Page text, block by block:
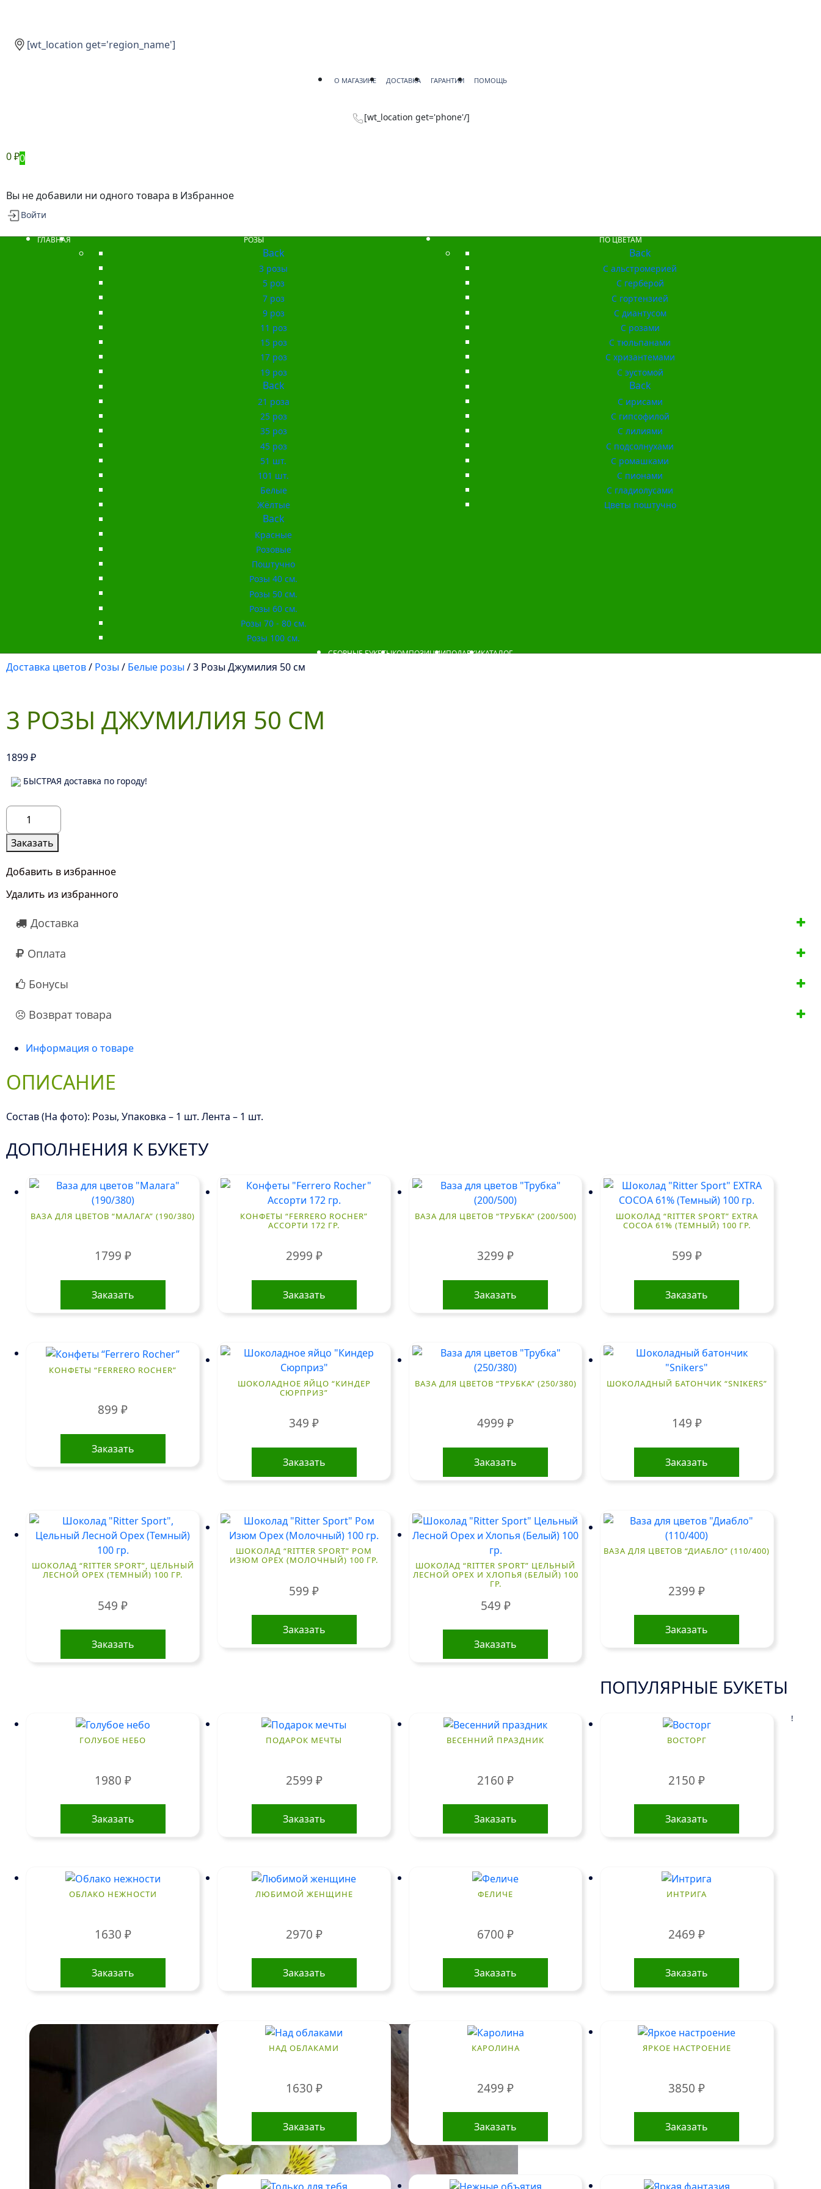
[wt_location get='region_name']
О МАГАЗИНЕ ДОСТАВКА ГАРАНТИИ ПОМОЩЬ
[wt_location get='phone'/]
0₽0
Вы не добавили ни одного товара в Избранное
Войти
ГЛАВНАЯ РОЗЫ
Back
3 розы
5 роз
7 роз
9 роз
11 роз
15 роз
17 роз
19 роз
Back
21 роза
25 роз
35 роз
45 роз
51 шт.
101 шт.
Белые
Жёлтые
Back
Красные
Розовые
Поштучно
Розы 40 см.
Розы 50 см.
Розы 60 см.
Розы 70 - 80 см.
Розы 100 см.
ПО ЦВЕТАМ
Back
С альстромерией
С герберой
С гортензией
С диантусом
С розами
С тюльпанами
С хризантемами
С эустомой
Back
С ирисами
С гипсофилой
С лилиями
С подсолнухами
С ромашками
С пионами
С гладиолусами
Цветы поштучно
СБОРНЫЕ БУКЕТЫКОМПОЗИЦИИПОДАРКИКАТАЛОГ
Доставка цветов/ Розы / Белые розы / 3 Розы Джумилия 50 см
3 РОЗЫ ДЖУМИЛИЯ 50 СМ
1899₽
БЫСТРАЯ доставка по городу!
Количество
товара
3
Розы
Джумилия
см
Заказать
Добавить в избранное
Удалить из избранного
Доставка
Оплата
Бонусы
Возврат товара
Информация о товаре
ОПИСАНИЕ
Состав (На фото): Розы, Упаковка – 1 шт. Лента – 1 шт.
ДОПОЛНЕНИЯ К БУКЕТУ
ВАЗА ДЛЯ ЦВЕТОВ “МАЛАГА” (190/380)
1799 ₽
Заказать
КОНФЕТЫ “FERRERO ROCHER”
АССОРТИ 172 ГР.
2999 ₽
Заказать
ВАЗА ДЛЯ ЦВЕТОВ “ТРУБКА” (200/500)
3299 ₽
Заказать
ШОКОЛАД “RITTER SPORT” EXTRA
COCOA 61% (ТЕМНЫЙ) 100 ГР.
599 ₽
Заказать
КОНФЕТЫ “FERRERO ROCHER”
899₽
Заказать
ШОКОЛАДНОЕ ЯЙЦО “КИНДЕР
СЮРПРИЗ”
349₽
Заказать
ВАЗА ДЛЯ ЦВЕТОВ “ТРУБКА” (250/380)
4999 ₽
Заказать
ШОКОЛАДНЫЙ БАТОНЧИК “SNIKERS”
149 ₽
Заказать
ШОКОЛАД “RITTER SPORT”, ЦЕЛЬНЫЙ
ЛЕСНОЙ ОРЕХ (ТЕМНЫЙ) 100 ГР.
549₽
Заказать
ШОКОЛАД “RITTER SPORT” РОМ
ИЗЮМ ОРЕХ (МОЛОЧНЫЙ) 100 ГР.
599₽
Заказать
ШОКОЛАД “RITTER SPORT” ЦЕЛЬНЫЙ
ЛЕСНОЙ ОРЕХ И ХЛОПЬЯ (БЕЛЫЙ) 100
ГР.
549 ₽
Заказать
ВАЗА ДЛЯ ЦВЕТОВ “ДИАБЛО” (110/400)
2399₽
Заказать
ПОПУЛЯРНЫЕ БУКЕТЫ
ГОЛУБОЕ НЕБО
1980 ₽
Заказать
ПОДАРОК МЕЧТЫ
2599 ₽
Заказать
ВЕСЕННИЙ ПРАЗДНИК
2160 ₽
Заказать
ВОСТОРГ
2150₽
Заказать
ОБЛАКО НЕЖНОСТИ
1630 ₽
Заказать
ЛЮБИМОЙ ЖЕНЩИНЕ
2970 ₽
Заказать
ФЕЛИЧЕ
6700 ₽
Заказать
ИНТРИГА
2469₽
Заказать
НАД ОБЛАКАМИ
1630 ₽
Заказать
КАРОЛИНА
2499 ₽
Заказать
ЯРКОЕ НАСТРОЕНИЕ
3850₽
Заказать
!